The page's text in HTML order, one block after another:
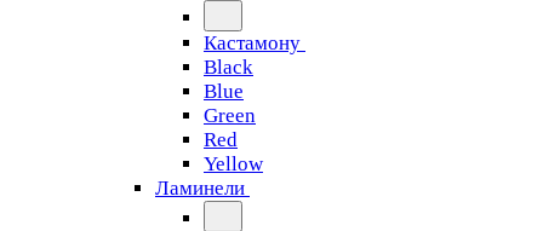
Кастамону
Black
Blue
Green
Red
Yellow
Ламинели